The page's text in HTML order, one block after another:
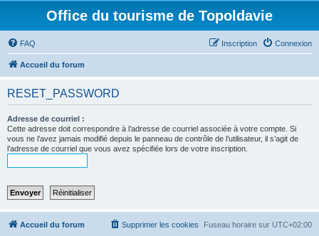
Office du tourisme de Topoldavie
FAQ Connexion
Inscription
Accueil du forum
RESET_PASSWORD
Adresse de courriel :
Cette adresse doit correspondre à l’adresse de courriel associée à votre compte. Si
vous ne l’avez jamais modifié depuis le panneau de contrôle de l’utilisateur, il s’agit de
l’adresse de courriel que vous avez spécifiée lors de votre inscription.
Accueil du forum Fuseau horaire sur UTC+02:00
Supprimer les cookies